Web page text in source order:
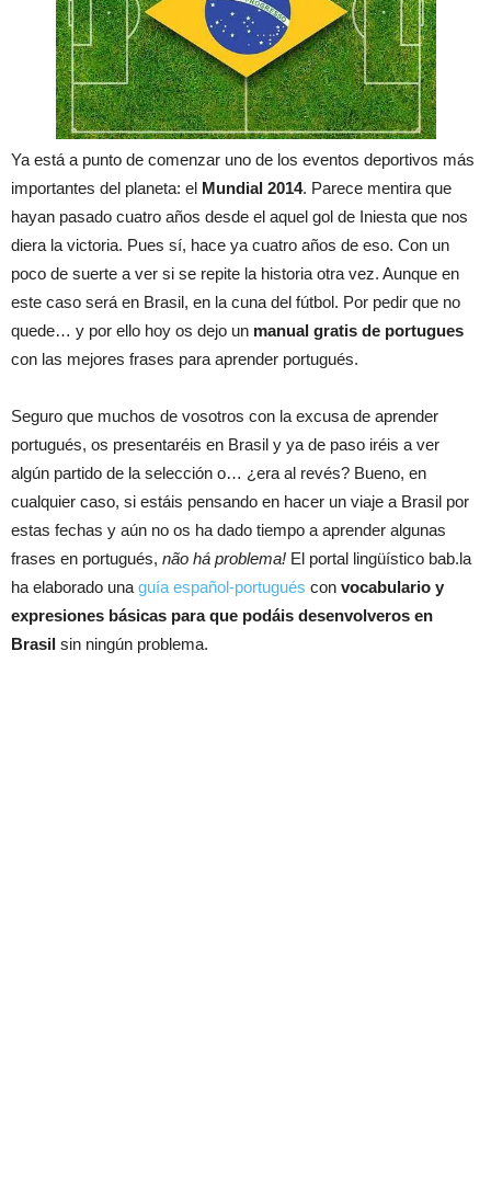
Ya está a punto de comenzar uno de los eventos deportivos más
importantes del planeta: el Mundial 2014. Parece mentira que
hayan pasado cuatro años desde el aquel gol de Iniesta que nos
diera la victoria. Pues sí, hace ya cuatro años de eso. Con un
poco de suerte a ver si se repite la historia otra vez. Aunque en
este caso será en Brasil, en la cuna del fútbol. Por pedir que no
quede… y por ello hoy os dejo un manual gratis de portugues
con las mejores frases para aprender portugués.
Seguro que muchos de vosotros con la excusa de aprender
portugués, os presentaréis en Brasil y ya de paso iréis a ver
algún partido de la selección o… ¿era al revés? Bueno, en
cualquier caso, si estáis pensando en hacer un viaje a Brasil por
estas fechas y aún no os ha dado tiempo a aprender algunas
frases en portugués, não há problema! El portal lingüístico bab.la
ha elaborado una guía español-portugués con vocabulario y
expresiones básicas para que podáis desenvolveros en
Brasil sin ningún problema.